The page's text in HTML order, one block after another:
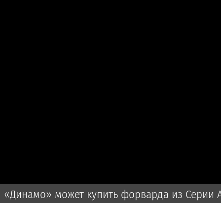
«Динамо» может купить форварда из Серии